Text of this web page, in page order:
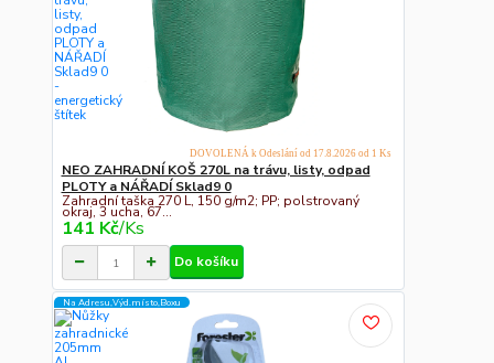
NEO ZAHRADNÍ KOŠ 270L na trávu, listy, odpad
PLOTY a NÁŘADÍ Sklad9 0
Zahradní taška 270 L, 150 g/m2; PP; polstrovaný
okraj, 3 ucha, 67...
141 Kč/Ks
DOVOLENÁ k Odeslání od 17.8.2026 od 1 Ks
Do košíku
Na Adresu,Výd.místo,Boxu